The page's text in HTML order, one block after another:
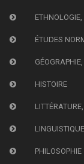
ÉTUDES
HISTOIRE
LINGUISTIQUE
PHILOSOPHIE